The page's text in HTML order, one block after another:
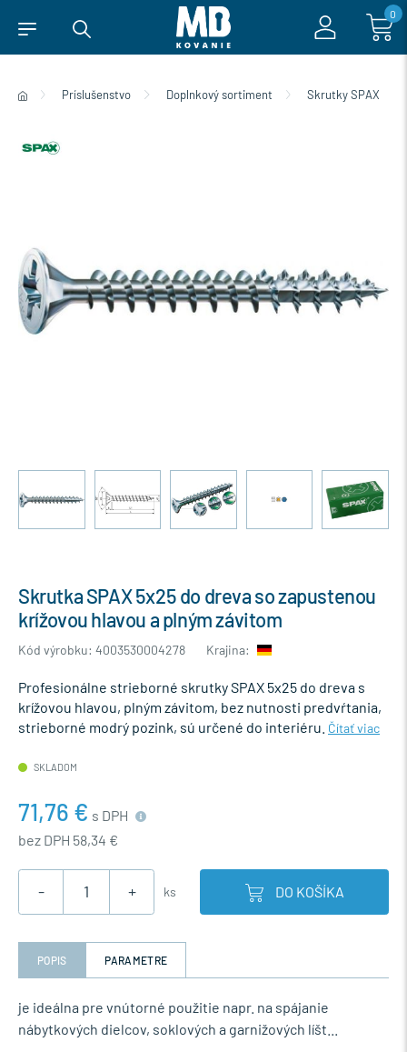
0
Príslušenstvo Doplnkový sortiment Skrutky SPAX
Skrutka SPAX 5x25 do dreva so zapustenou
krížovou hlavou a plným závitom
Kód výrobku: 4003530004278 Krajina:
Profesionálne strieborné skrutky SPAX 5x25 do dreva s
krížovou hlavou, plným závitom, bez nutnosti predvŕtania,
strieborné modrý pozink, sú určené do interiéru. Čítať viac
SKLADOM
71,76 € s DPH
bez DPH 58,34 €
- + ks DO KOŠÍKA
POPIS PARAMETRE
je ideálna pre vnútorné použitie napr. na spájanie
nábytkových dielcov, soklových a garnižových líšt...